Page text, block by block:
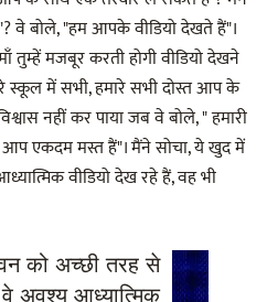
वे बोले, "हम आपके वीडियो देखते हैं"।
तुम्हें मजबूर करती होगी वीडियो देखने
स्कूल में सभी, हमारे सभी दोस्त आप के
नहीं कर पाया जब वे बोले, " हमारी
एकदम मस्त हैं"। मैंने सोचा, ये खुद में
वीडियो देख रहे हैं, वह भी
को अच्छी तरह से